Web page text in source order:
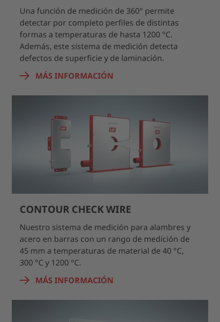
Una función de medición de 360° permite
detectar por completo perfiles de distintas
formas a temperaturas de hasta 1200 °C.
Además, este sistema de medición detecta
defectos de superficie y de laminación.
MÁS INFORMACIÓN
CONTOUR CHECK WIRE
Nuestro sistema de medición para alambres y
acero en barras con un rango de medición de
45 mm a temperaturas de material de 40 °C,
300 °C y 1200 °C.
MÁS INFORMACIÓN